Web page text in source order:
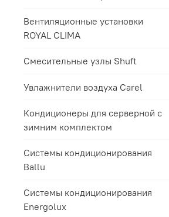
Вентиляционные установки
ROYAL CLIMA
Смесительные узлы Shuft
Увлажнители воздуха Carel
Кондиционеры для серверной с
зимним комплектом
Системы кондиционирования
Ballu
Системы кондиционирования
Energolux